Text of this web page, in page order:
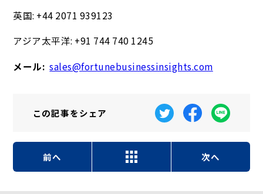
英国: +44 2071 939123
アジア太平洋: +91 744 740 1245
メール: sales@fortunebusinessinsights.com
この記事をシェア
前へ 次へ